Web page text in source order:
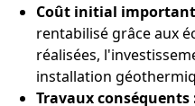
Coût initial
rentabilisé grâce aux
réalisées,
installation
Travaux conséquents